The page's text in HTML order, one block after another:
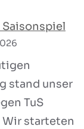
Saisonspiel
stand unser
TuS
Wir starteten